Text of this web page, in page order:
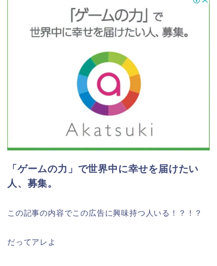
「ゲームの力」で世界中に幸せを届けたい
人、募集。
この記事の内容でこの広告に興味持つ人いる！？！？
だってアレよ